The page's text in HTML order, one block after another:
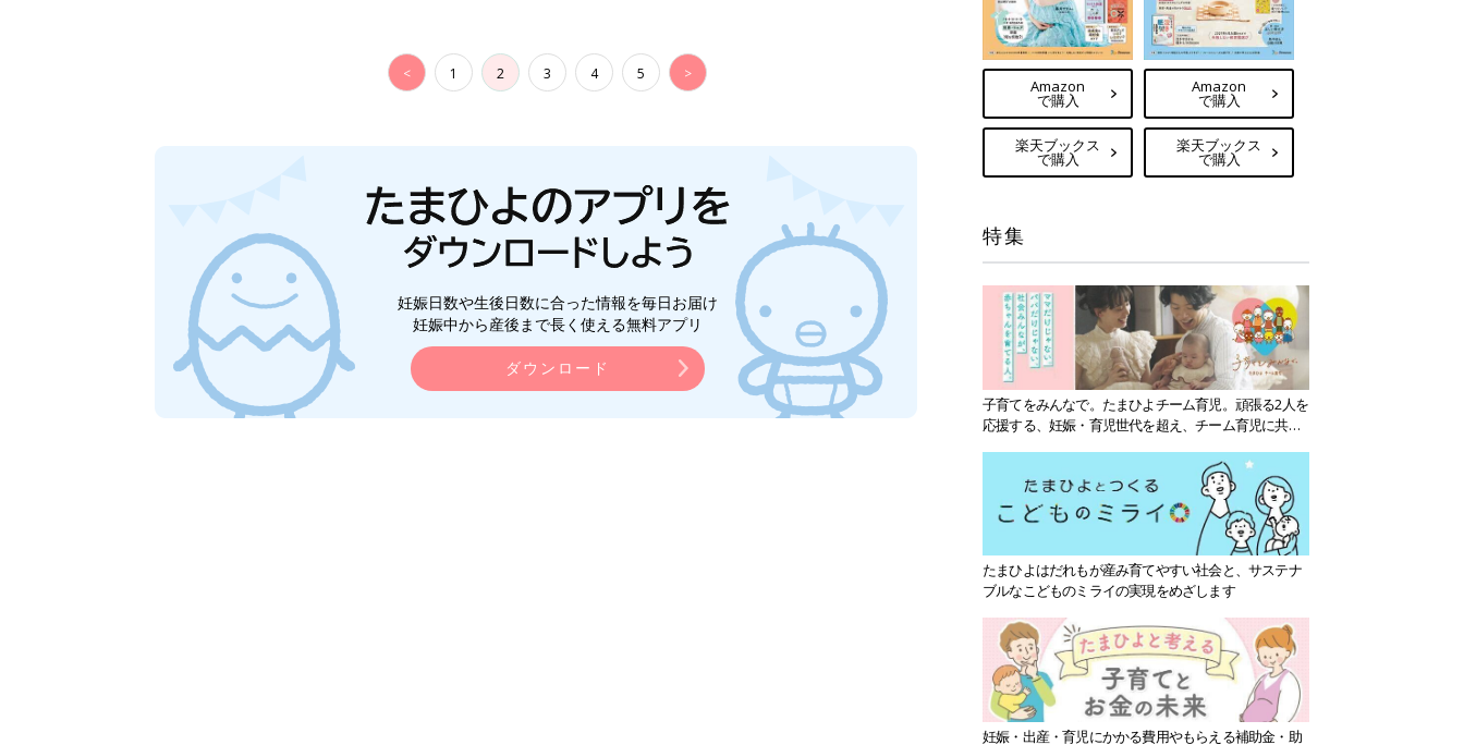
< 1 2 3 4 5 >
妊娠日数や生後日数に合った情報を毎日お届け
妊娠中から産後まで長く使える無料アプリ
ダウンロード
Amazon
で購入
楽天ブックス
で購入
Amazon
で購入
楽天ブックス
で購入
特集
子育てをみんなで。たまひよチーム育児。頑張る2人を
応援する、妊娠・育児世代を超え、チーム育児に共感
たまひよはだれもが産み育てやすい社会と、サステナ
ブルなこどものミライの実現をめざします
妊娠・出産・育児にかかる費用やもらえる補助金・助